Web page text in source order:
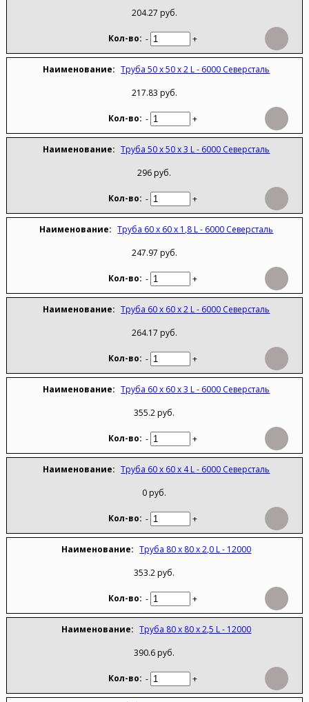
204.27 руб.
- +
Труба 50 х 50 х 2 L - 6000 Северсталь
217.83 руб.
- +
Труба 50 х 50 х 3 L - 6000 Северсталь
296 руб.
- +
Труба 60 х 60 х 1,8 L - 6000 Северсталь
247.97 руб.
- +
Труба 60 х 60 х 2 L - 6000 Северсталь
264.17 руб.
- +
Труба 60 х 60 х 3 L - 6000 Северсталь
355.2 руб.
- +
Труба 60 х 60 х 4 L - 6000 Северсталь
0 руб.
- +
Труба 80 х 80 х 2,0 L - 12000
353.2 руб.
- +
Труба 80 х 80 х 2,5 L - 12000
390.6 руб.
- +